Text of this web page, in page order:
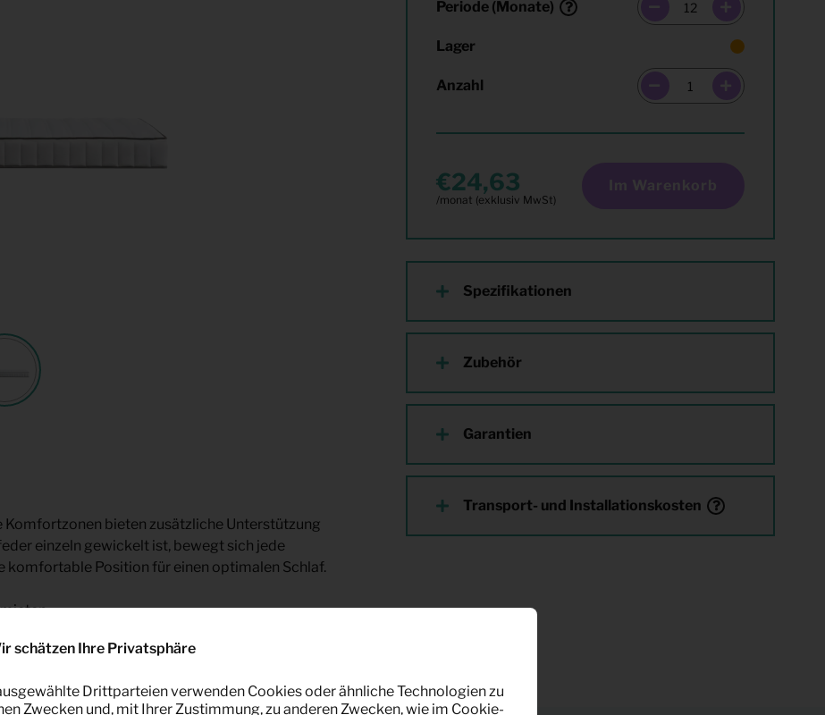
Periode (Monate)
Lager
Anzahl
24,63 Im Warenkorb
Spezifikationen
Zubehör
Garantien
Transport- und Installationskosten
bieten zusätzliche Unterstützung
einzeln gewickelt ist, bewegt sich jede
komfortable Position für einen optimalen Schlaf.
schätzen Ihre Privatsphäre
Drittparteien verwenden Cookies oder ähnliche Technologien zu
Zwecken und, mit Ihrer Zustimmung, zu anderen Zwecken, wie im Cookie-